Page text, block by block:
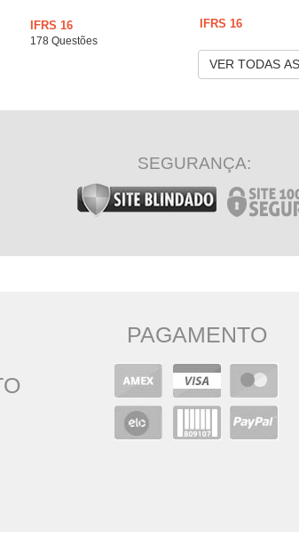
IFRS 16
178 Questões
IFRS 16
VER TODAS
SEGURANÇA:
PAGAMENTO